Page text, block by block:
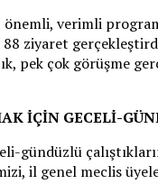
önemli, verimli
pek çok görüşme
İÇİN GECELİ-
gündüzlü
il genel meclis